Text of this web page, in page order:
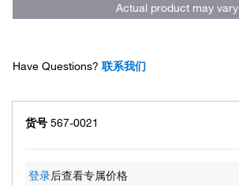
Actual product may vary
Have Questions? 联系我们
货号 567-0021
登录后查看专属价格